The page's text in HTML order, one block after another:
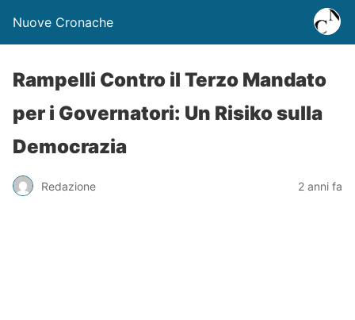
Nuove Cronache
Rampelli Contro il Terzo Mandato
per i Governatori: Un Risiko sulla
Democrazia
Redazione 2 anni fa